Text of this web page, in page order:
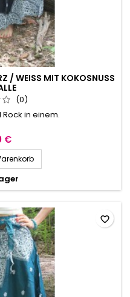
/ WEISS MIT KOKOSNUSS S
(0)
Rock in einem.
€
favorite_border